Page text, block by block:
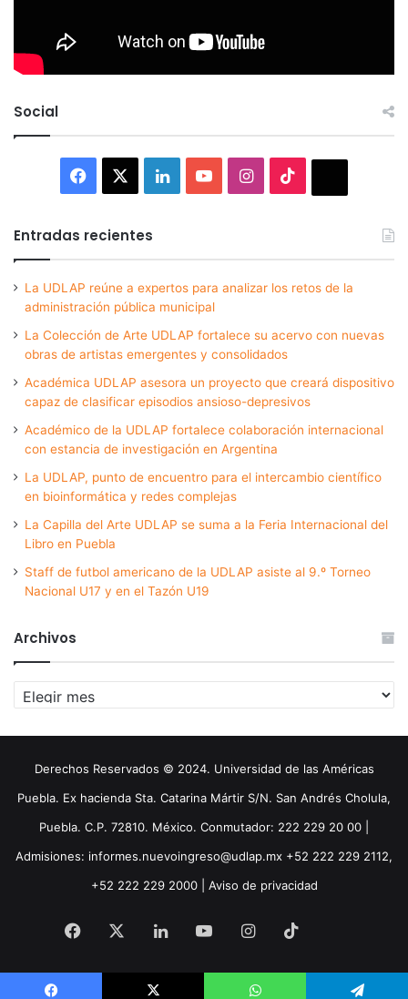
Social
Facebook LinkedInYouTubeInstagram
Entradas recientes
La UDLAP reúne a expertos para analizar los retos de la
administración pública municipal
La Colección de Arte UDLAP fortalece su acervo con nuevas
obras de artistas emergentes y consolidados
Académica UDLAP asesora un proyecto que creará dispositivo
capaz de clasificar episodios ansioso-depresivos
Académico de la UDLAP fortalece colaboración internacional
con estancia de investigación en Argentina
La UDLAP, punto de encuentro para el intercambio científico
en bioinformática y redes complejas
La Capilla del Arte UDLAP se suma a la Feria Internacional del
Libro en Puebla
Staff de futbol americano de la UDLAP asiste al 9.º Torneo
Nacional U17 y en el Tazón U19
Archivos
Archivos
Derechos Reservados © 2024. Universidad de las Américas
Puebla. Ex hacienda Sta. Catarina Mártir S/N. San Andrés Cholula,
Puebla. C.P. 72810. México. Conmutador: 222 229 20 00 |
Admisiones: informes.nuevoingreso@udlap.mx +52 222 229 2112,
+52 222 229 2000 | Aviso de privacidad
Facebook LinkedInYouTubeInstagram